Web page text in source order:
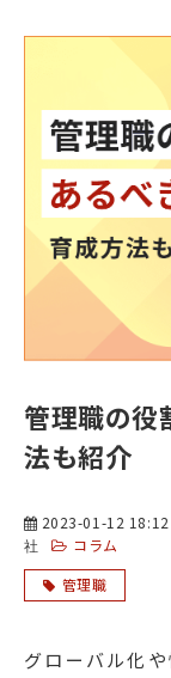
管理職の役
法も紹介
2023-01-12 18:12
社
コラム
管理職
グローバル化